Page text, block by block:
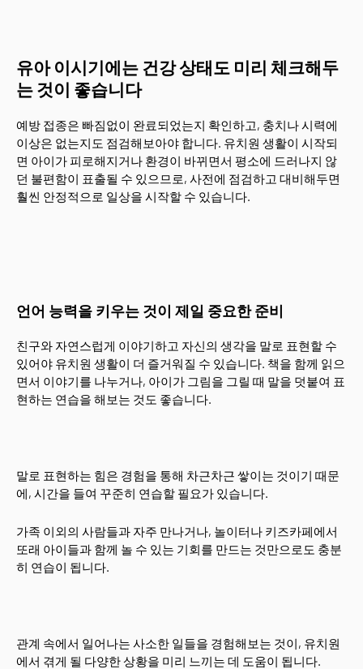
유아 이시기에는 건강 상태도 미리 체크해두
는 것이 좋습니다
예방 접종은 빠짐없이 완료되었는지 확인하고, 충치나 시력에
이상은 없는지도 점검해보아야 합니다. 유치원 생활이 시작되
면 아이가 피로해지거나 환경이 바뀌면서 평소에 드러나지 않
던 불편함이 표출될 수 있으므로, 사전에 점검하고 대비해두면
훨씬 안정적으로 일상을 시작할 수 있습니다.
언어 능력을 키우는 것이 제일 중요한 준비
친구와 자연스럽게 이야기하고 자신의 생각을 말로 표현할 수
있어야 유치원 생활이 더 즐거워질 수 있습니다. 책을 함께 읽으
면서 이야기를 나누거나, 아이가 그림을 그릴 때 말을 덧붙여 표
현하는 연습을 해보는 것도 좋습니다.
말로 표현하는 힘은 경험을 통해 차근차근 쌓이는 것이기 때문
에, 시간을 들여 꾸준히 연습할 필요가 있습니다.
가족 이외의 사람들과 자주 만나거나, 놀이터나 키즈카페에서
또래 아이들과 함께 놀 수 있는 기회를 만드는 것만으로도 충분
히 연습이 됩니다.
관계 속에서 일어나는 사소한 일들을 경험해보는 것이, 유치원
에서 겪게 될 다양한 상황을 미리 느끼는 데 도움이 됩니다.